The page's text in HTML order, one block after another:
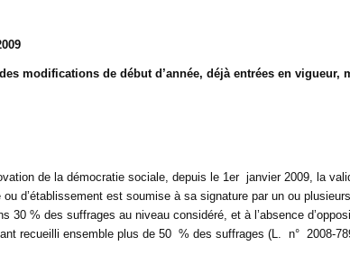
modifications de début d’année, déjà entrées en vigueur,
de la démocratie sociale, depuis le 1er janvier 2009, la
ou d’établissement est soumise à sa signature par un ou plusieurs
30 % des suffrages au niveau considéré, et à l’absence
recueilli ensemble plus de 50 % des suffrages (L. n° 2008-